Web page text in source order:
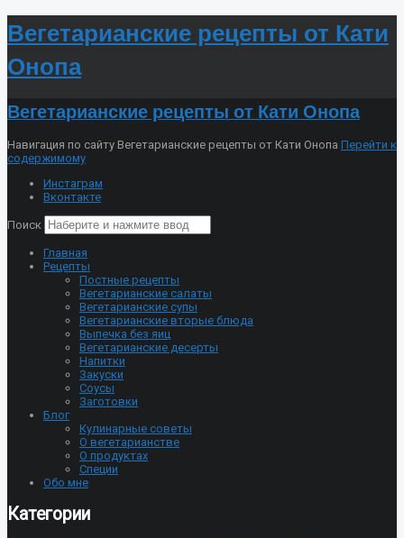
Вегетарианские рецепты от Кати
Онопа
Вегетарианские рецепты от Кати Онопа
Навигация по сайту Вегетарианские рецепты от Кати Онопа Перейти к
содержимому
Инстаграм
Вконтакте
Поиск
Главная
Рецепты
Постные рецепты
Вегетарианские салаты
Вегетарианские супы
Вегетарианские вторые блюда
Выпечка без яиц
Вегетарианские десерты
Напитки
Закуски
Соусы
Заготовки
Блог
Кулинарные советы
О вегетарианстве
О продуктах
Специи
Обо мне
Категории